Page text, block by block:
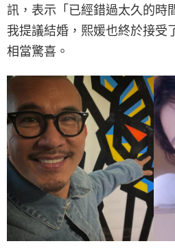
訊，表示「已經錯過太久的時
我提議結婚，熙媛也終於接受
相當驚喜。